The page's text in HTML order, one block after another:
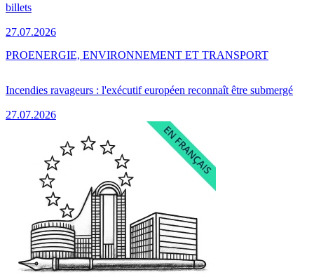
billets
27.07.2026
Incendies ravageurs : l'exécutif européen reconnaît être submergé
27.07.2026
PROENERGIE, ENVIRONNEMENT ET TRANSPORT